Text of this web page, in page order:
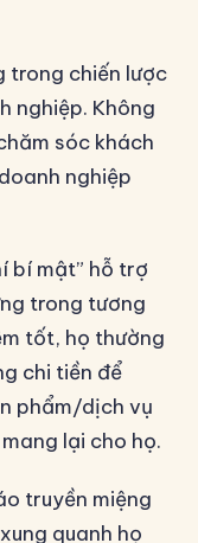
trong chiến lược
nghiệp. Không
sóc khách
nghiệp
bí mật” hỗ trợ
trong tương
tốt, họ thường
chi tiền để
phẩm/dịch vụ
lại cho họ.
truyền miệng
quanh họ